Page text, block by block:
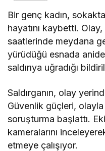
Bir genç kadın,
hayatını kaybetti.
saatlerinde meydana
yürüdüğü esnada
saldırıya uğradığı
Saldırganın, olay
Güvenlik güçleri,
soruşturma başlattı.
kameralarını
etmeye çalışıyor.